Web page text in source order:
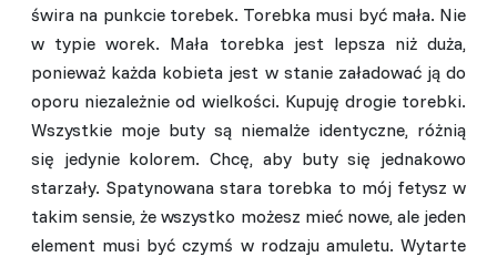
świra na punkcie torebek. Torebka musi być mała. Nie
w typie worek. Mała torebka jest lepsza niż duża,
ponieważ każda kobieta jest w stanie załadować ją do
oporu niezależnie od wielkości. Kupuję drogie torebki.
Wszystkie moje buty są niemalże identyczne, różnią
się jedynie kolorem. Chcę, aby buty się jednakowo
starzały. Spatynowana stara torebka to mój fetysz w
takim sensie, że wszystko możesz mieć nowe, ale jeden
element musi być czymś w rodzaju amuletu. Wytarte